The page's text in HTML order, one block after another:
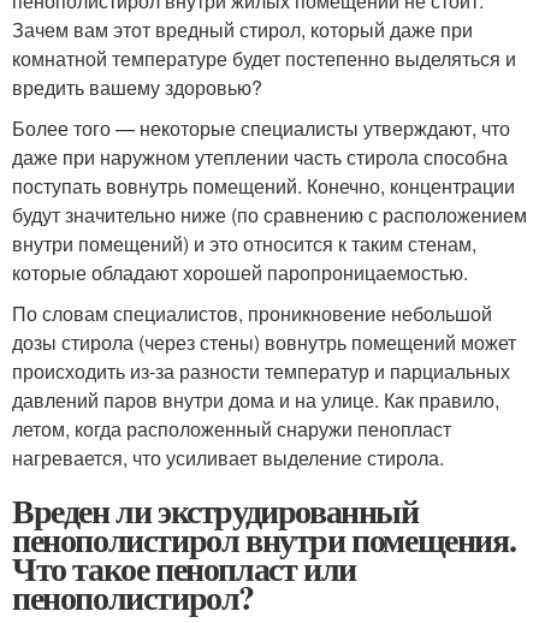
Зачем вам этот вредный стирол, который даже при
комнатной температуре будет постепенно выделяться и
вредить вашему здоровью?
Более того — некоторые специалисты утверждают, что
даже при наружном утеплении часть стирола способна
поступать вовнутрь помещений. Конечно, концентрации
будут значительно ниже (по сравнению с расположением
внутри помещений) и это относится к таким стенам,
которые обладают хорошей паропроницаемостью.
По словам специалистов, проникновение небольшой
дозы стирола (через стены) вовнутрь помещений может
происходить из-за разности температур и парциальных
давлений паров внутри дома и на улице. Как правило,
летом, когда расположенный снаружи пенопласт
нагревается, что усиливает выделение стирола.
Вреден ли экструдированный
пенополистирол внутри помещения.
Что такое пенопласт или
пенополистирол?